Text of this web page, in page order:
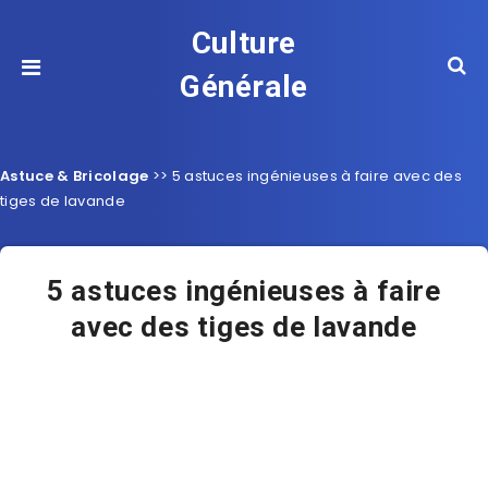
Culture
Générale
Astuce & Bricolage >> 5 astuces ingénieuses à faire avec des
tiges de lavande
5 astuces ingénieuses à faire
avec des tiges de lavande